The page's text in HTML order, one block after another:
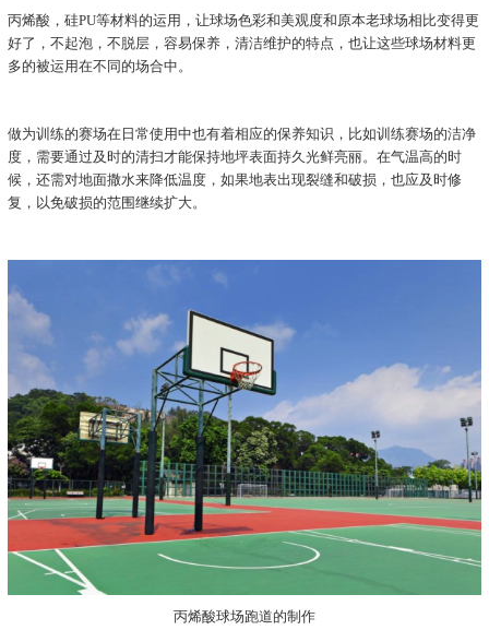
丙烯酸，硅PU等材料的运用，让球场色彩和美观度和原本老球场相比变得更
好了，不起泡，不脱层，容易保养，清洁维护的特点，也让这些球场材料更
多的被运用在不同的场合中。
做为训练的赛场在日常使用中也有着相应的保养知识，比如训练赛场的洁净
度，需要通过及时的清扫才能保持地坪表面持久光鲜亮丽。在气温高的时
候，还需对地面撒水来降低温度，如果地表出现裂缝和破损，也应及时修
复，以免破损的范围继续扩大。
丙烯酸球场跑道的制作